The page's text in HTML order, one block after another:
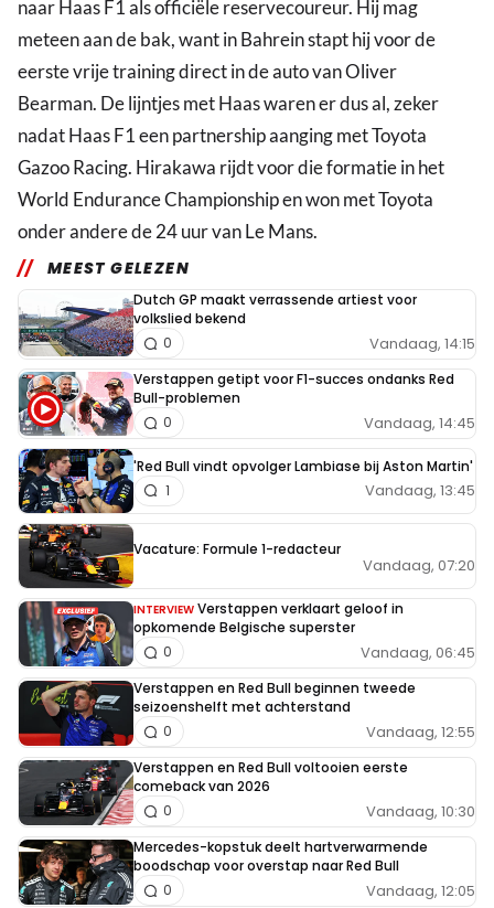
naar Haas F1 als officiële reservecoureur. Hij mag
meteen aan de bak, want in Bahrein stapt hij voor de
eerste vrije training direct in de auto van Oliver
Bearman. De lijntjes met Haas waren er dus al, zeker
nadat Haas F1 een partnership aanging met Toyota
Gazoo Racing. Hirakawa rijdt voor die formatie in het
World Endurance Championship en won met Toyota
onder andere de 24 uur van Le Mans.
MEEST GELEZEN
Dutch GP maakt verrassende artiest voor
volkslied bekend
Vandaag, 14:15
0
Verstappen getipt voor F1-succes ondanks Red
Bull-problemen
Vandaag, 14:45
0
'Red Bull vindt opvolger Lambiase bij Aston Martin'
Vandaag, 13:45
1
Vacature: Formule 1-redacteur
Vandaag, 07:20
INTERVIEW Verstappen verklaart geloof in
opkomende Belgische superster
Vandaag, 06:45
0
Verstappen en Red Bull beginnen tweede
seizoenshelft met achterstand
Vandaag, 12:55
0
Verstappen en Red Bull voltooien eerste
comeback van 2026
Vandaag, 10:30
0
Mercedes-kopstuk deelt hartverwarmende
boodschap voor overstap naar Red Bull
Vandaag, 12:05
0